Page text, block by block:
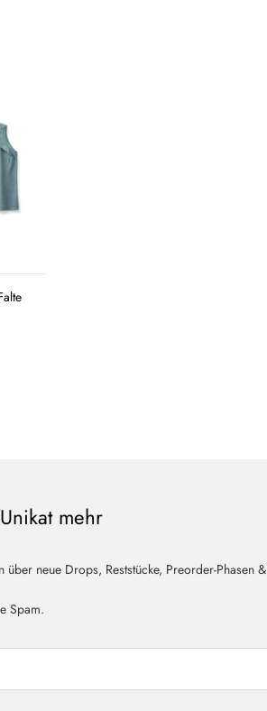
mehr
über neue Drops, Reststücke, Preorder-Phasen
Spam.